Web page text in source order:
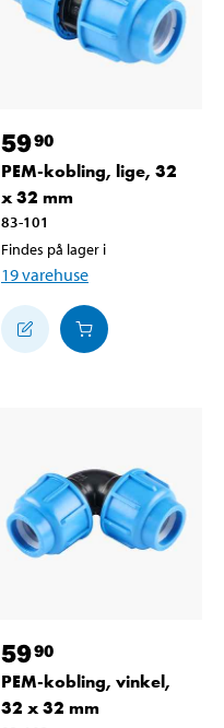
5990
PEM-kobling, lige, 32
x 32 mm
83-101
Findes på lager i
19varehuse
5990
PEM-kobling, vinkel,
32 x 32 mm